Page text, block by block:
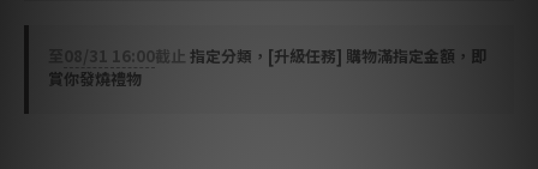
08/31 16:00截止 指定分類，[升級任務] 購物滿指定金額，即
賞你發燒禮物